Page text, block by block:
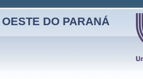
DO PARANÁ